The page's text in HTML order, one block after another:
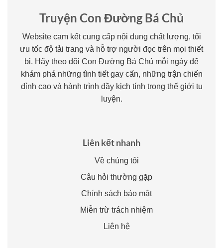
Truyện Con Đường Bá Chủ
Website cam kết cung cấp nội dung chất lượng, tối
ưu tốc độ tải trang và hỗ trợ người đọc trên mọi thiết
bị. Hãy theo dõi Con Đường Bá Chủ mỗi ngày để
khám phá những tình tiết gay cấn, những trận chiến
đỉnh cao và hành trình đầy kịch tính trong thế giới tu
luyện.
Liên kết nhanh
Về chúng tôi
Câu hỏi thường gặp
Chính sách bảo mật
Miễn trừ trách nhiệm
Liên hệ